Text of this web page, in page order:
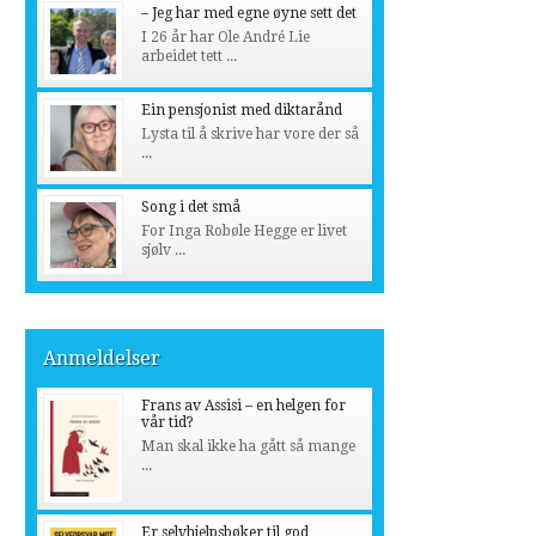
– Jeg har med egne øyne sett det
I 26 år har Ole André Lie
arbeidet tett ...
Ein pensjonist med diktarånd
Lysta til å skrive har vore der så
...
Song i det små
For Inga Robøle Hegge er livet
sjølv ...
Anmeldelser
Frans av Assisi – en helgen for
vår tid?
Man skal ikke ha gått så mange
...
Er selvhjelpsbøker til god